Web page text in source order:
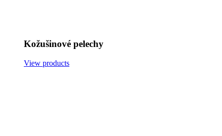
Kožušinové pelechy
View products